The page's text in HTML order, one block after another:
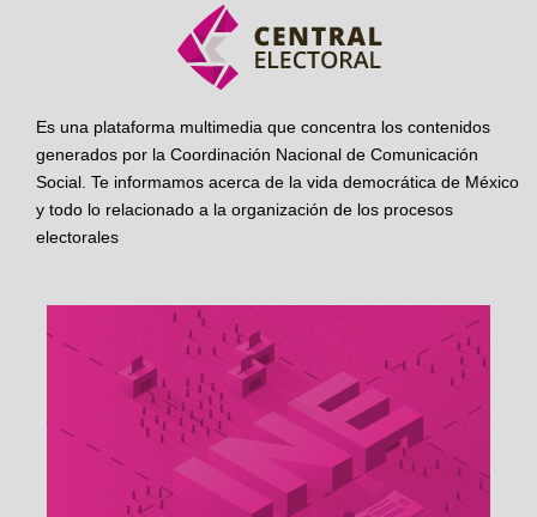
Es una plataforma multimedia que concentra los contenidos
generados por la Coordinación Nacional de Comunicación
Social. Te informamos acerca de la vida democrática de México
y todo lo relacionado a la organización de los procesos
electorales